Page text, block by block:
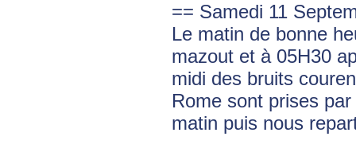
== Samedi 11
Le matin de bonne
mazout et à 05H30
midi des bruits
Rome sont prises
matin puis nous